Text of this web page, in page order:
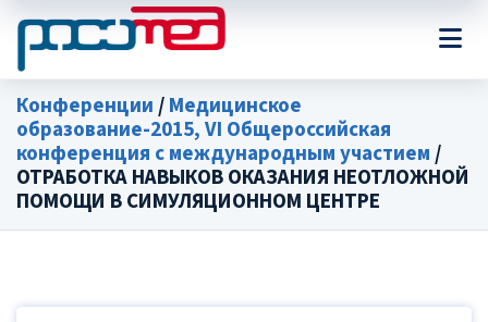
Конференции/Медицинское
образование-2015, VI Общероссийская
конференция с международным участием/
ОТРАБОТКА НАВЫКОВ ОКАЗАНИЯ НЕОТЛОЖНОЙ
ПОМОЩИ В СИМУЛЯЦИОННОМ ЦЕНТРЕ